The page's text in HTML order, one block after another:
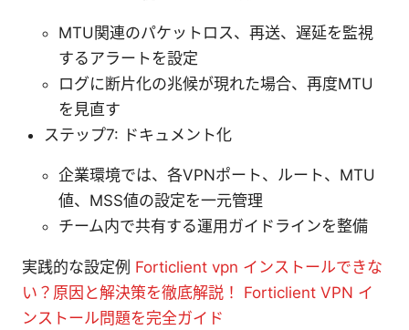
MTU関連のパケットロス、再送、遅延を監視
するアラートを設定
ログに断片化の兆候が現れた場合、再度MTU
を見直す
ステップ7: ドキュメント化
企業環境では、各VPNポート、ルート、MTU
値、MSS値の設定を一元管理
チーム内で共有する運用ガイドラインを整備
実践的な設定例 Forticlient vpn インストールできな
い？原因と解決策を徹底解説！ Forticlient VPN イ
ンストール問題を完全ガイド